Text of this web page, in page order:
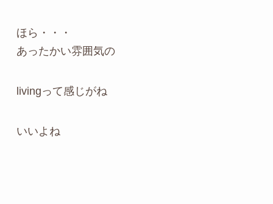
ほら・・・
あったかい雰囲気の
livingって感じがね
いいよね